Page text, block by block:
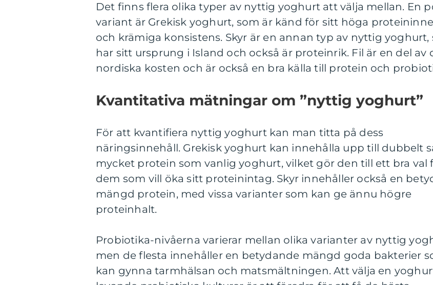
Det finns flera olika typer av nyttig yoghurt att välja mellan. En
variant är Grekisk yoghurt, som är känd för sitt höga
och krämiga konsistens. Skyr är en annan typ av nyttig yoghurt,
har sitt ursprung i Island och också är proteinrik. Fil är en del av
nordiska kosten och är också en bra källa till protein och
Kvantitativa mätningar om ”nyttig yoghurt”
För att kvantifiera nyttig yoghurt kan man titta på dess
näringsinnehåll. Grekisk yoghurt kan innehålla upp till dubbelt
mycket protein som vanlig yoghurt, vilket gör den till ett bra val
dem som vill öka sitt proteinintag. Skyr innehåller också en
mängd protein, med vissa varianter som kan ge ännu högre
proteinhalt.
Probiotika-nivåerna varierar mellan olika varianter av nyttig
men de flesta innehåller en betydande mängd goda bakterier
kan gynna tarmhälsan och matsmältningen. Att välja en